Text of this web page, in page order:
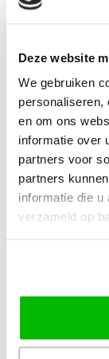
Deze website
We gebruiken
personaliseren,
en om ons
informatie over
partners voor
partners
informatie die u
verzameld op
€23,65